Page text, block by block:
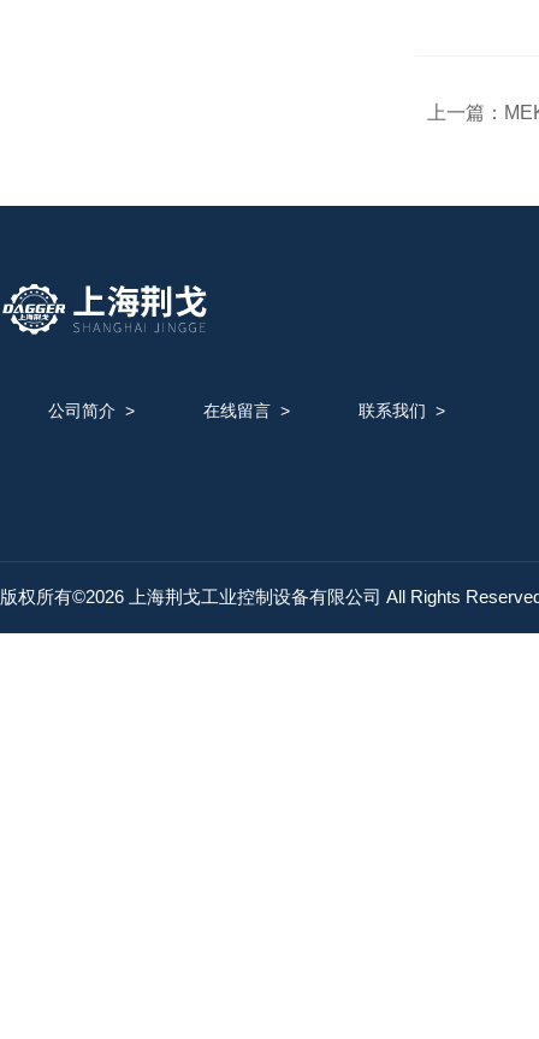
上一篇：
公司简介 > 在线留言> 联系我们 >
版权所有©2026 上海荆戈工业控制设备有限公司 All Rights